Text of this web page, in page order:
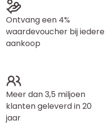
Ontvang een 4%
waardevoucher bij iedere
aankoop
Meer dan 3,5 miljoen
klanten geleverd in 20
jaar